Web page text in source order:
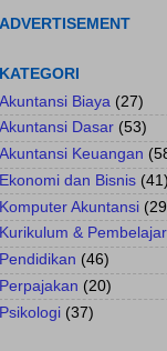
ADVERTISEMENT
KATEGORI
Akuntansi Biaya (27)
Akuntansi Dasar (53)
Akuntansi Keuangan
Ekonomi dan Bisnis (41)
Komputer Akuntansi
Kurikulum &
Pendidikan (46)
Perpajakan (20)
Psikologi (37)